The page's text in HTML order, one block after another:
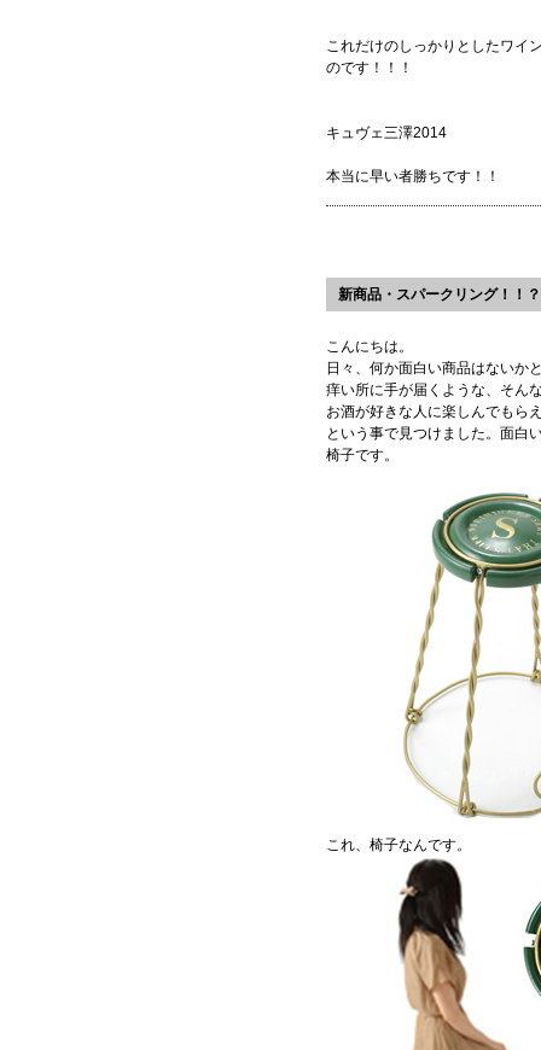
これだけのしっかりとしたワイ
のです！！！
キュヴェ三澤2014
本当に早い者勝ちです！！
新商品・スパークリング！！
こんにちは。
日々、何か面白い商品はないか
痒い所に手が届くような、そん
お酒が好きな人に楽しんでもら
という事で見つけました。面白
椅子です。
これ、椅子なんです。